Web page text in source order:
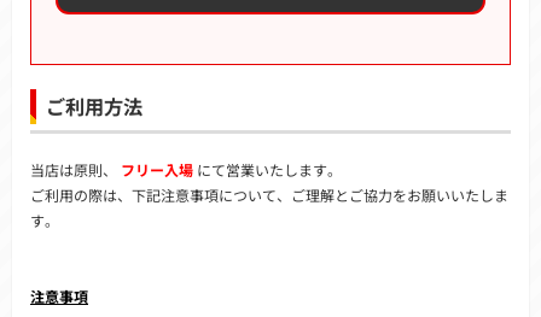
ご利用方法
当店は原則、 フリー入場 にて営業いたします。
ご利用の際は、下記注意事項について、ご理解とご協力をお願いいたしま
す。
注意事項